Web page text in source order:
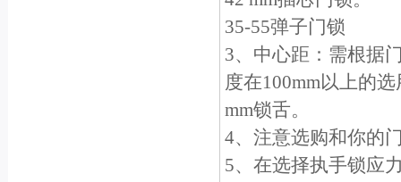
35-55弹子门锁
3、中心距：需根据
度在100mm以上的
mm锁舌。
4、注意选购和你的
5、在选择执手锁应